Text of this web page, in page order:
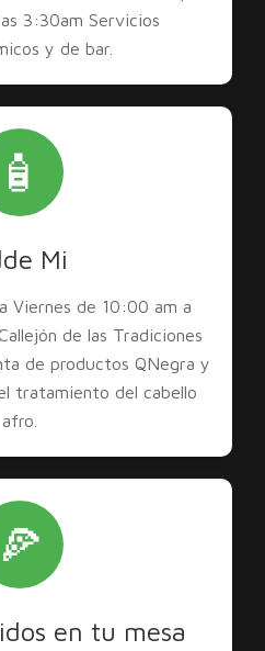
3:30am Servicios
y de bar.
🧴
Mi
Viernes de 10:00 am a
de las Tradiciones
de productos QNegra y
tratamiento del cabello
afro.
🍕
en tu mesa